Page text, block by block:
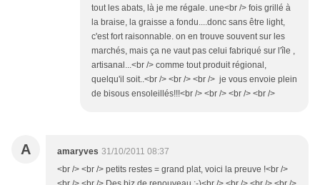
tout les abats, là je me régale. une<br /> fois grillé à
la braise, la graisse a fondu....donc sans être light,
c'est fort raisonnable. on en trouve souvent sur les
marchés, mais ça ne vaut pas celui fabriqué sur l'île ,
artisanal...<br /> comme tout produit régional,
quelqu'il soit..<br /> <br /> <br /> je vous envoie plein
de bisous ensoleillés!!!<br /> <br /> <br /> <br />
A amaryves 31/10/2011 08:37
<br /> <br /> petits restes = grand plat, voici la preuve !<br />